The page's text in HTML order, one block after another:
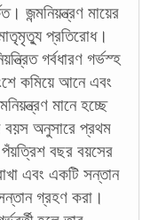
জন্মনিয়ন্ত্রণ মায়ের
প্রতিরোধ।
গর্বধারণ গর্ভস্হ
কমিয়ে আনে এবং
মানে হচ্ছে
বয়স অনুসারে প্রথম
বছর বয়সের
এবং একটি সন্তান
গ্রহণ করা।